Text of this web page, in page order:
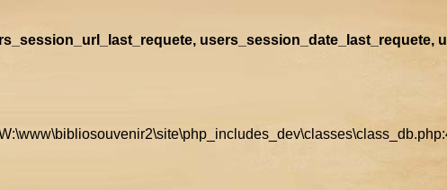
users_session_date_last_requete,